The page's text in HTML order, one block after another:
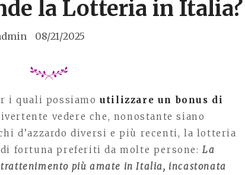
la Lotteria in Italia?
08/21/2025
i quali possiamoutilizzare un bonus di
vedere che, nonostante siano
d’azzardo diversi e più recenti, la lotteria
fortuna preferiti da molte persone:La
più amate in Italia, incastonata